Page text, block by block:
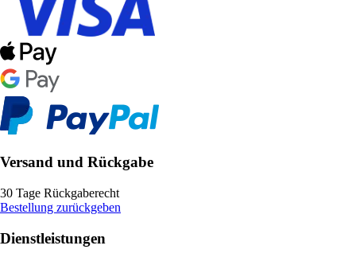
Versand und Rückgabe
30 Tage Rückgaberecht
Bestellung zurückgeben
Dienstleistungen